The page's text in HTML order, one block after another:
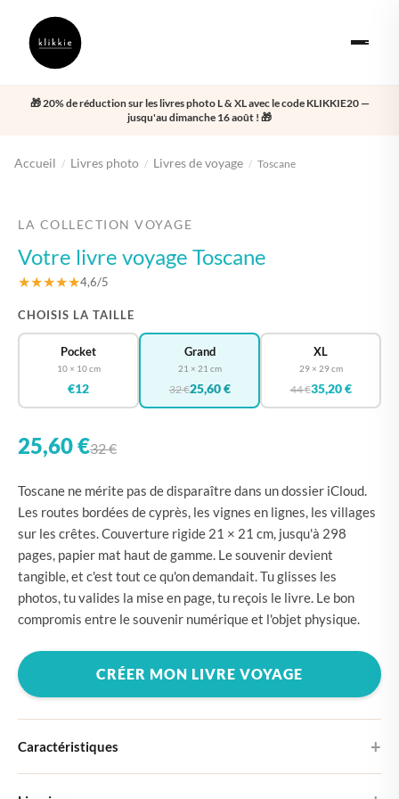
🎁 20% de réduction sur les livres photo L & XL avec le code KLIKKIE20 —
jusqu'au dimanche 16 août ! 🎁
Accueil / Livres photo / Livres de voyage / Toscane
LA COLLECTION VOYAGE
Votre livre voyage Toscane
★★★★★4,6/5
CHOISIS LA TAILLE
Pocket
10 × 10 cm
€12
Grand
21 × 21 cm
32 €25,60 €
XL
29 × 29 cm
44 €35,20 €
25,60 €32 €
Toscane ne mérite pas de disparaître dans un dossier iCloud.
Les routes bordées de cyprès, les vignes en lignes, les villages
sur les crêtes. Couverture rigide 21 × 21 cm, jusqu'à 298
pages, papier mat haut de gamme. Le souvenir devient
tangible, et c'est tout ce qu'on demandait. Tu glisses les
photos, tu valides la mise en page, tu reçois le livre. Le bon
compromis entre le souvenir numérique et l'objet physique.
CRÉER MON LIVRE VOYAGE
Caractéristiques